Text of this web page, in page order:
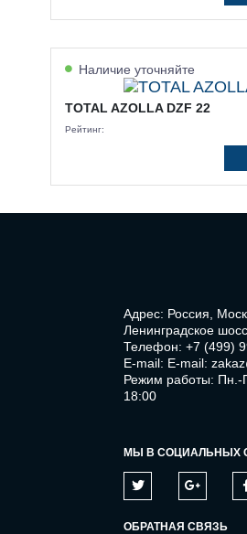
Наличие уточняйте
TOTAL AZOLLA DZF 22
Рейтинг:
Адрес: Россия,
Ленинградское
Телефон: +7 (499)
E-mail: E-mail:
Режим работы: Пн.-
18:00
МЫ В СОЦИАЛЬНЫХ
ОБРАТНАЯ СВЯЗЬ